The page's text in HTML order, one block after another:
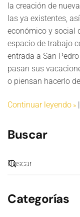
la creación de
las ya existentes,
económico y social
espacio de trabajo
entrada a San
pasan sus
o piensan hacerlo
Continuar leyendo |
Buscar
Categorías